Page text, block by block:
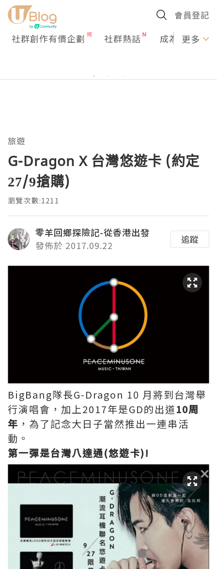
會員登記
社群創作有價企劃 社群熱話 成為U更多
旅遊
G-Dragon X 台灣悠遊卡 (約定
27/9搶購)
瀏覽次數:1211
零羊回鄉探險記-從香港出發
發佈於 2017.09.22
追蹤
BigBang隊長G-Dragon 10 月將到台灣舉
行演唱會，加上2017年是GD的出道10周
年 ，為了記念大日子當然推出一連串活
動。
第一彈是台灣八達通(悠遊卡)!